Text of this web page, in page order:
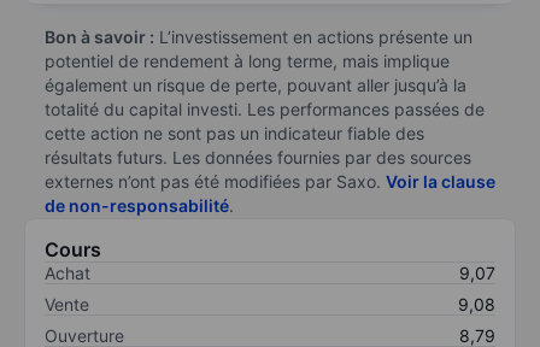
Bon à savoir : L’investissement en actions présente un
potentiel de rendement à long terme, mais implique
également un risque de perte, pouvant aller jusqu’à la
totalité du capital investi. Les performances passées de
cette action ne sont pas un indicateur fiable des
résultats futurs. Les données fournies par des sources
externes n’ont pas été modifiées par Saxo. Voir la clause
de non-responsabilité.
Cours
Achat
9,07
Vente
9,08
Ouverture
8,79